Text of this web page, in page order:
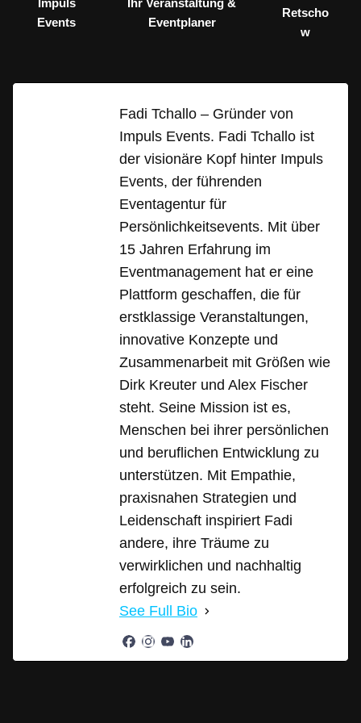
Impuls
Events
Ihr Veranstaltung &
Eventplaner
Retscho
w
Fadi Tchallo – Gründer von
Impuls Events. Fadi Tchallo ist
der visionäre Kopf hinter Impuls
Events, der führenden
Eventagentur für
Persönlichkeitsevents. Mit über
15 Jahren Erfahrung im
Eventmanagement hat er eine
Plattform geschaffen, die für
erstklassige Veranstaltungen,
innovative Konzepte und
Zusammenarbeit mit Größen wie
Dirk Kreuter und Alex Fischer
steht. Seine Mission ist es,
Menschen bei ihrer persönlichen
und beruflichen Entwicklung zu
unterstützen. Mit Empathie,
praxisnahen Strategien und
Leidenschaft inspiriert Fadi
andere, ihre Träume zu
verwirklichen und nachhaltig
erfolgreich zu sein.
See Full Bio